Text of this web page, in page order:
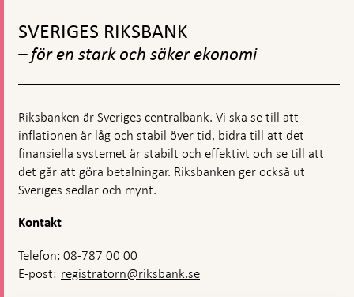
toppnavigation
SVERIGES RIKSBANK
– för en stark och säker ekonomi
Riksbanken är Sveriges centralbank. Vi ska se till att
inflationen är låg och stabil över tid, bidra till att det
finansiella systemet är stabilt och effektivt och se till att
det går att göra betalningar. Riksbanken ger också ut
Sveriges sedlar och mynt.
Kontakt
Telefon: 08-787 00 00
E-post: registratorn@riksbank.se